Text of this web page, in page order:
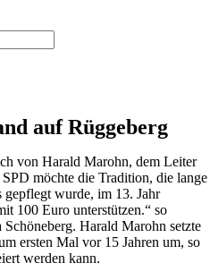
auf Rüggeberg
von Harald Marohn, dem Leiter
möchte die Tradition, die lange
gepflegt wurde, im 13. Jahr
100 Euro unterstützen.“ so
Harald Marohn setzte
ersten Mal vor 15 Jahren um, so
werden kann.